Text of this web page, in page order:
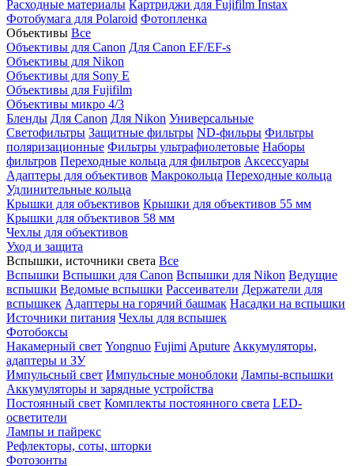
Расходные материалы Картриджи для Fujifilm Instax
Фотобумага для Polaroid Фотопленка
Объективы Все
Объективы для Canon Для Canon EF/EF-s
Объективы для Nikon
Объективы для Sony E
Объективы для Fujifilm
Объективы микро 4/3
Бленды Для Canon Для Nikon Универсальные
Светофильтры Защитные фильтры ND-фильры Фильтры
поляризационные Фильтры ультрафиолетовые Наборы
фильтров Переходные кольца для фильтров Аксессуары
Адаптеры для объективов Макрокольца Переходные кольца
Удлинительные кольца
Крышки для объективов Крышки для объективов 55 мм
Крышки для объективов 58 мм
Чехлы для объективов
Уход и защита
Вспышки, источники света Все
Вспышки Вспышки для Canon Вспышки для Nikon Ведущие
вспышки Ведомые вспышки Рассеиватели Держатели для
вспышкек Адаптеры на горячий башмак Насадки на вспышки
Источники питания Чехлы для вспышек
Фотобоксы
Накамерный свет Yongnuo Fujimi Aputure Аккумуляторы,
адаптеры и ЗУ
Импульсный свет Импульсные моноблоки Лампы-вспышки
Аккумуляторы и зарядные устройства
Постоянный свет Комплекты постоянного света LED-
осветители
Лампы и пайрекс
Рефлекторы, соты, шторки
Фотозонты